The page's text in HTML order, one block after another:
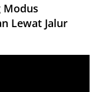
Modus
Lewat Jalur